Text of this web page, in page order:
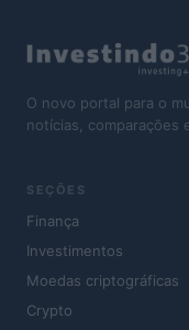
O novo portal para o
notícias, comparações
SEÇÕES
Finança
Investimentos
Moedas criptográficas
Crypto